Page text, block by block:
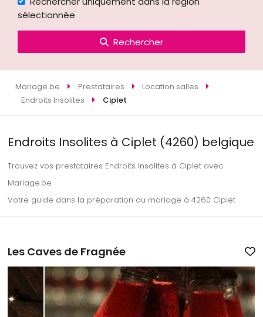
sélectionnée
Rechercher
Mariage.be Prestataires
Location salles
Endroits Insolites
Ciplet
Endroits Insolites à Ciplet (4260) belgique
Trouvez vos prestataires Endroits Insolites à Ciplet avec
Mariage.be
Votre guide dans la préparation du mariage à 4260 Ciplet
Les Caves de Fragnée